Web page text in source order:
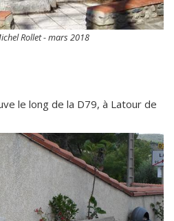
Rollet - mars 2018
le long de la D79, à Latour de